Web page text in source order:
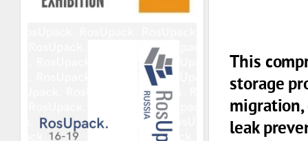
This
storage
migration,
leak